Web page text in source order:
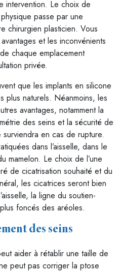
intervention. Le choix de
passe par une
chirurgien plasticien. Vous
et les inconvénients
chaque emplacement
privée.
que les implants en silicone
plus naturels. Néanmoins, les
avantages, notamment la
des seins et la sécurité de
surviendra en cas de rupture.
dans l’aisselle, dans le
mamelon. Le choix de l’une
de cicatrisation souhaité et du
les cicatrices seront bien
la ligne du soutien-
foncés des aréoles.
des seins
aider à rétablir une taille de
peut pas corriger la ptose